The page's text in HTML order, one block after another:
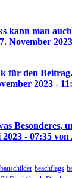
kann man
November
für den
2023 -
Besonderes,
2023 - 07:35 von
bauschilder beachflags